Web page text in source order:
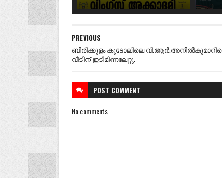
PREVIOUS
ബിരിക്കുളം കൂടോലിലെ
വീടിന് ഇടിമിന്നലേറ്റു.
POST COMMENT
No comments